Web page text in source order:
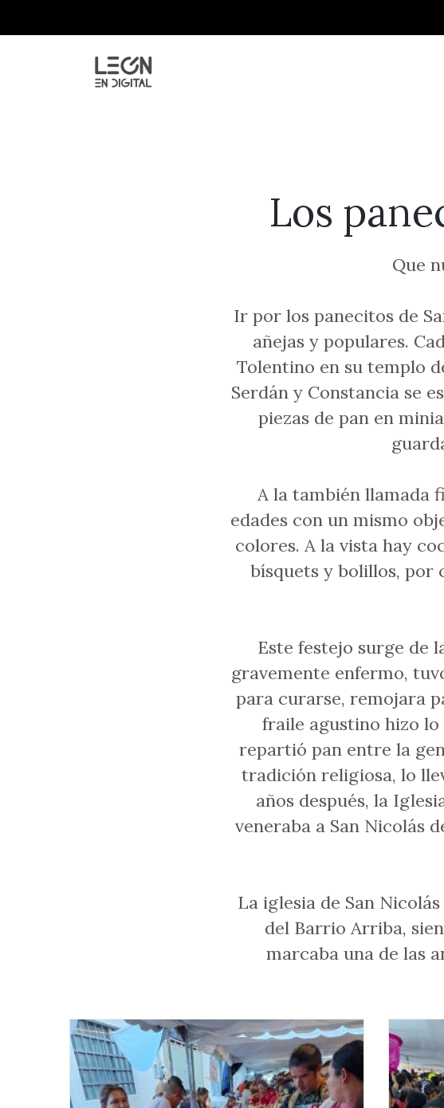
Los
Que
Ir por los panecitos de
añejas y populares.
Tolentino en su templo
Serdán y Constancia se
piezas de pan en
A la también llamada
edades con un mismo
colores. A la vista hay
bísquets y bolillos, por
Este festejo surge de
gravemente enfermo,
para curarse, remojara
fraile agustino hizo
repartió pan entre la
tradición religiosa, lo
años después, la
veneraba a San Nicolás
La iglesia de San
del Barrio Arriba,
marcaba una de las